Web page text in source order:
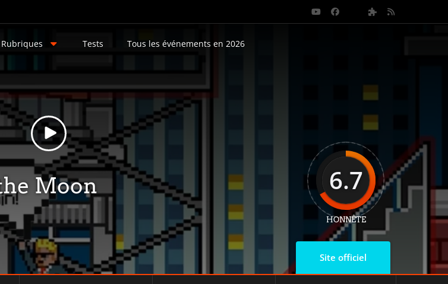
Rubriques Tests Tous les événements en 2026
Moon
Site officiel
6.7
HONNÊTE